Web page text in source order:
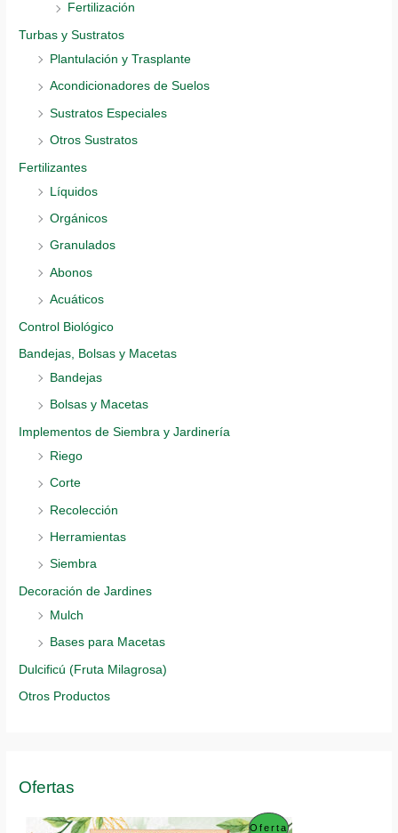
Fertilización
Turbas y Sustratos
Plantulación y Trasplante
Acondicionadores de Suelos
Sustratos Especiales
Otros Sustratos
Fertilizantes
Líquidos
Orgánicos
Granulados
Abonos
Acuáticos
Control Biológico
Bandejas, Bolsas y Macetas
Bandejas
Bolsas y Macetas
Implementos de Siembra y Jardinería
Riego
Corte
Recolección
Herramientas
Siembra
Decoración de Jardines
Mulch
Bases para Macetas
Dulcificú (Fruta Milagrosa)
Otros Productos
Ofertas
OfertaP